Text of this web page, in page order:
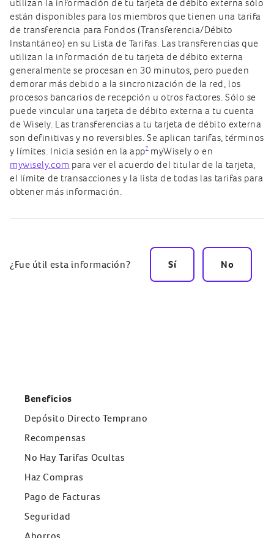
utilizan la información de tu tarjeta de débito externa sólo
están disponibles para los miembros que tienen una tarifa
de transferencia para Fondos (Transferencia/Débito
Instantáneo) en su Lista de Tarifas. Las transferencias que
utilizan la información de tu tarjeta de débito externa
generalmente se procesan en 30 minutos, pero pueden
demorar más debido a la sincronización de la red, los
procesos bancarios de recepción u otros factores. Sólo se
puede vincular una tarjeta de débito externa a tu cuenta
de Wisely. Las transferencias a tu tarjeta de débito externa
son definitivas y no reversibles. Se aplican tarifas, términos
y límites. Inicia sesión en la app7myWisely o en
mywisely.com para ver el acuerdo del titular de la tarjeta,
el límite de transacciones y la lista de todas las tarifas para
obtener más información.
¿Fue útil esta información? Sí No
Beneficios
Depósito Directo Temprano
Recompensas
No Hay Tarifas Ocultas
Haz Compras
Pago de Facturas
Seguridad